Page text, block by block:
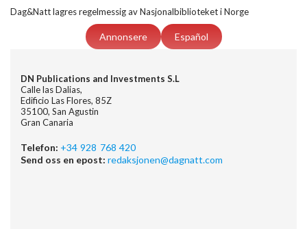
Dag&Natt lagres regelmessig av Nasjonalbiblioteket i Norge
Annonsere Español
DN Publications and Investments S.L
Calle las Dalias,
Edificio Las Flores, 85Z
35100, San Agustin
Gran Canaria
Telefon: +34 928 768 420
Send oss en epost: redaksjonen@dagnatt.com